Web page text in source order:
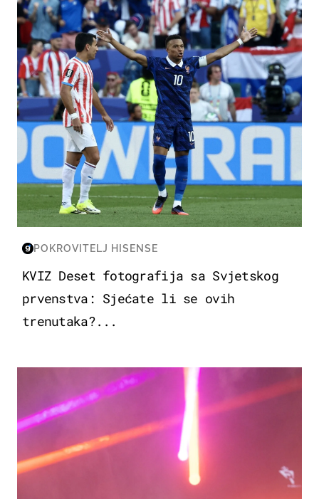
SVJETSKO PRVENSTVO 2026
POKROVITELJ HISENSE
KVIZ Deset fotografija sa Svjetskog
prvenstva: Sjećate li se ovih
trenutaka?...
KULTURA & ZABAVA